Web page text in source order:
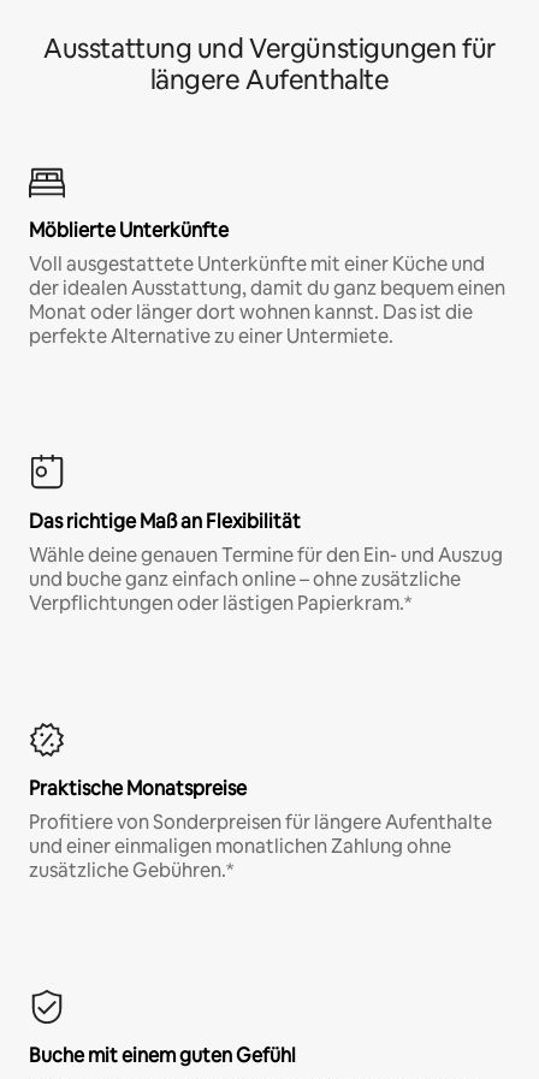
Ausstattung und Vergünstigungen für
längere Aufenthalte
Möblierte Unterkünfte
Voll ausgestattete Unterkünfte mit einer Küche und
der idealen Ausstattung, damit du ganz bequem einen
Monat oder länger dort wohnen kannst. Das ist die
perfekte Alternative zu einer Untermiete.
Das richtige Maß an Flexibilität
Wähle deine genauen Termine für den Ein- und Auszug
und buche ganz einfach online – ohne zusätzliche
Verpflichtungen oder lästigen Papierkram.*
Praktische Monatspreise
Profitiere von Sonderpreisen für längere Aufenthalte
und einer einmaligen monatlichen Zahlung ohne
zusätzliche Gebühren.*
Buche mit einem guten Gefühl